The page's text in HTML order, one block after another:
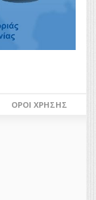
ΌΡΟΙ ΧΡΉΣΗΣ